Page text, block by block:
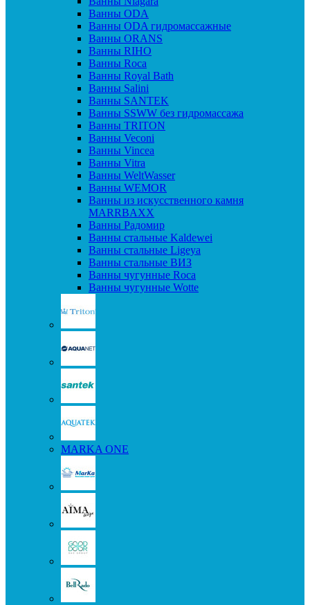
Ванны ODA
Ванны ODA гидромассажные
Ванны ORANS
Ванны RIHO
Ванны Roca
Ванны Royal Bath
Ванны Salini
Ванны SANTEK
Ванны SSWW без гидромассажа
Ванны TRITON
Ванны Veconi
Ванны Vincea
Ванны Vitra
Ванны WeltWasser
Ванны WEMOR
Ванны из искусственного камня
MARRBAXX
Ванны Радомир
Ванны стальные Kaldewei
Ванны стальные Ligeya
Ванны стальные ВИЗ
Ванны чугунные Roca
Ванны чугунные Wotte
MARKA ONE